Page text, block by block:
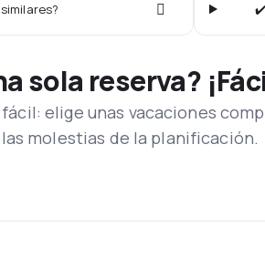
sola reserva?
elige unas vacaciones
molestias de la planificación.